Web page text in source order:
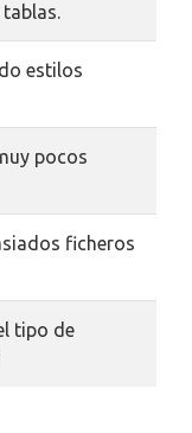
tablas.
estilos
pocos
ficheros
tipo de